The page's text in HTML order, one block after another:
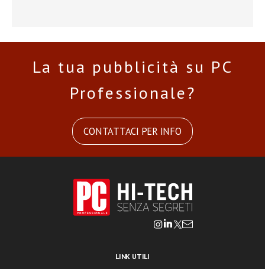
La tua pubblicità su PC
Professionale?
CONTATTACI PER INFO
LINK UTILI